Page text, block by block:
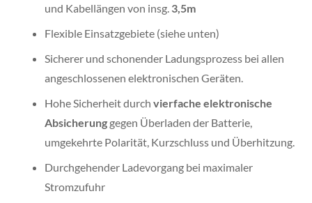
und Kabellängen von insg. 3,5m
Flexible Einsatzgebiete (siehe unten)
Sicherer und schonender Ladungsprozess bei allen
angeschlossenen elektronischen Geräten.
Hohe Sicherheit durch vierfache elektronische
Absicherung gegen Überladen der Batterie,
umgekehrte Polarität, Kurzschluss und Überhitzung.
Durchgehender Ladevorgang bei maximaler
Stromzufuhr